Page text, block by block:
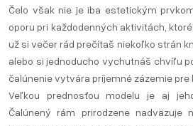
Čelo však nie je iba estetickým
oporu pri každodenných aktivitách,
už si večer rád prečítaš niekoľko strán
alebo si jednoducho vychutnáš chvíľu
čalúnenie vytvára príjemné zázemie pre
Veľkou prednosťou modelu je aj
Čalúnený rám prirodzene